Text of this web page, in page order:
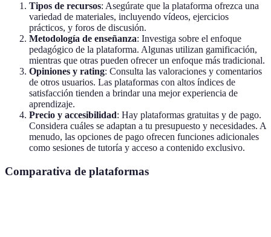
Tipos de recursos: Asegúrate que la plataforma ofrezca una
variedad de materiales, incluyendo vídeos, ejercicios
prácticos, y foros de discusión.
Metodología de enseñanza: Investiga sobre el enfoque
pedagógico de la plataforma. Algunas utilizan gamificación,
mientras que otras pueden ofrecer un enfoque más tradicional.
Opiniones y rating: Consulta las valoraciones y comentarios
de otros usuarios. Las plataformas con altos índices de
satisfacción tienden a brindar una mejor experiencia de
aprendizaje.
Precio y accesibilidad: Hay plataformas gratuitas y de pago.
Considera cuáles se adaptan a tu presupuesto y necesidades. A
menudo, las opciones de pago ofrecen funciones adicionales
como sesiones de tutoría y acceso a contenido exclusivo.
Comparativa de plataformas